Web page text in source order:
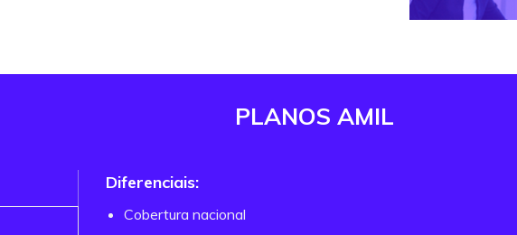
PLANOS AMIL
Diferenciais:
Cobertura nacional